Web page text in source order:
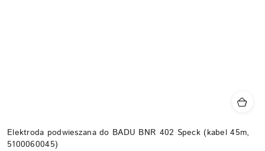
Elektroda podwieszana do BADU BNR 402 Speck (kabel 45m,
5100060045)